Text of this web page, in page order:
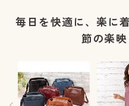
毎日を快適に、楽に
節の楽